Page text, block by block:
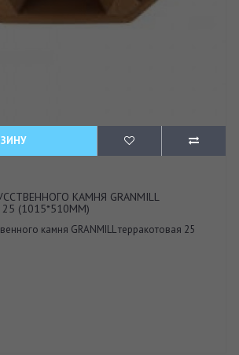
КАМНЯ GRANMILL
(1015*510ММ)
камня GRANMILL терракотовая 25